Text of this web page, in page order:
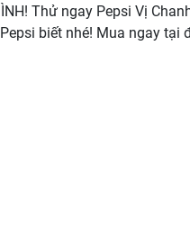
Thử ngay Pepsi Vị
biết nhé! Mua ngay